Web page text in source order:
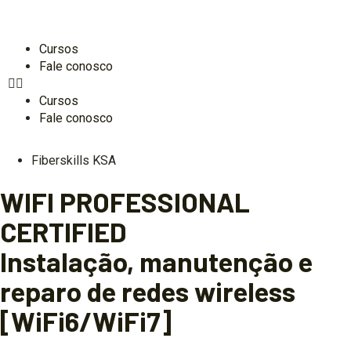
Cursos
Fale conosco
Cursos
Fale conosco
Fiberskills KSA
WIFI PROFESSIONAL
CERTIFIED
Instalação, manutenção e
reparo de redes wireless
[WiFi6/WiFi7]